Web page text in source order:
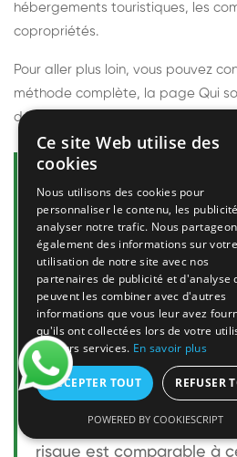
hébergements touristiques, les
copropriétés.
Pour aller plus loin, vous pouvez
méthode complète, la page Qui
découvrir
Questions
Le frelon européen est-il
l'homme ?
Le frelon européen est
taille mais relativement
son nid. Sa piqûre est
celle d'une guêpe sans
une personne non
bénigne. Pour une
risque est comparable à
Ce site Web utilise des
cookies
Nous utilisons des cookies pour
personnaliser le contenu, les
analyser notre trafic. Nous
également des informations sur votre
utilisation de notre site avec nos
partenaires de publicité et d'analyse
peuvent les combiner avec d'autres
informations que vous leur avez
qu'ils ont collectées lors de votre
de leurs services. En savoir plus
ACCEPTER TOUT REFUSER
POWERED BY COOKIESCRIPT